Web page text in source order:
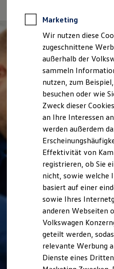
Anpfiff zum Gewinn
Elektroautos
ID. Tutorials
Reichweite
Reichweite der
Reichweite im
Laden
Laden
Laden Zuhause
Batterie
Sicherheit
Garantie und
Nachhaltigkeit
Technologie
Kosten und Kauf
Verbrauchskosten
Kaufoptionen
E-Auto-
Software und
Die ID. Software
ID. Software
Digitale Extras
Schnittstellen
Marketing
Wir nutzen diese
zugeschnittene
außerhalb der
sammeln
nutzen, zum
besuchen oder wie
Zweck dieser
an Ihre Interessen
werden außerdem
Effektivität von
registrieren, ob Sie
nicht, sowie welche
basiert auf einer
sowie Ihres
anderen Webseiten
Volkswagen
geteilt werden,
relevante Werbung
Dienste eines